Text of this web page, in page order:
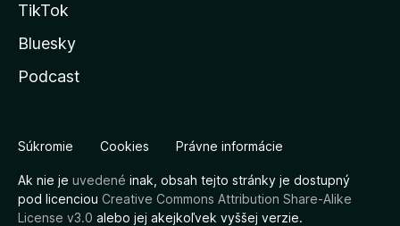
TikTok
Bluesky
Podcast
Súkromie Cookies Právne informácie
Ak nie je uvedené inak, obsah tejto stránky je dostupný
pod licenciou Creative Commons Attribution Share-Alike
License v3.0 alebo jej akejkoľvek vyššej verzie.